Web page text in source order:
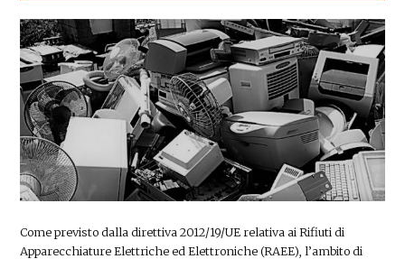
Come previsto dalla direttiva 2012/19/UE relativa ai Rifiuti di
Apparecchiature Elettriche ed Elettroniche (RAEE), l’ambito di